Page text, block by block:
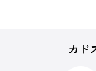
カド